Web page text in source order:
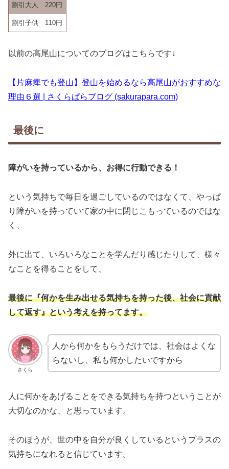
割引大人 220円
割引子供 110円
以前の高尾山についてのブログはこちらです↓
【片麻痺でも登山】登山を始めるなら高尾山がおすすめな
理由６選 | さくらぱらブログ (sakurapara.com)
最後に
障がいを持っているから、お得に行動できる！
という気持ちで毎日を過ごしているのではなくて、やっぱ
り障がいを持っていて家の中に閉じこもっているのではな
く、
外に出て、いろいろなことを学んだり感じたりして、様々
なことを得ることをして、
最後に『何かを生み出せる気持ちを持った後、社会に貢献
して返す』という考えを持ってます。
さくら
人から何かをもらうだけでは、社会はよくな
らないし、私も何かしたいですから
人に何かをあげることをできる気持ちを持つということが
大切なのかな、と思っています。
そのほうが、世の中を自分が良くしているというプラスの
気持ちになれると信じています。